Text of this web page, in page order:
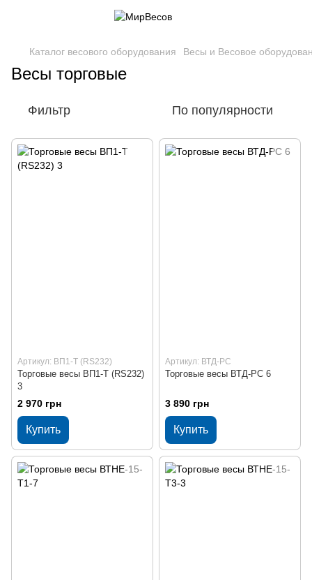
Каталог весового оборудования Весы и Весовое
Весы торговые
Фильтр По популярности
Артикул: ВП1-Т (RS232)
Торговые весы ВП1-Т (RS232)
3
2 970 грн
Купить
Артикул: ВТД-РС
Торговые весы ВТД-РС 6
3 890 грн
Купить